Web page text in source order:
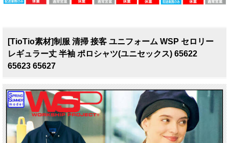
[TioTio素材]制服 清掃 接客 ユニフォーム WSP セロリー
レギュラー丈 半袖 ポロシャツ(ユニセックス) 65622
65623 65627